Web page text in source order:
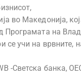
во Македонија,
Програмата на
учи на врвните,
-Светска банка,